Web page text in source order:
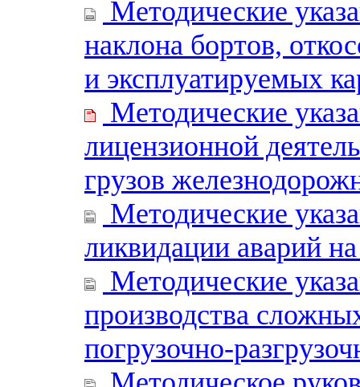
Методические
наклона бортов,
и эксплуатируемых
Методические
лицензионной
грузов
Методические
ликвидации аварий
Методические
производства
погрузочно-